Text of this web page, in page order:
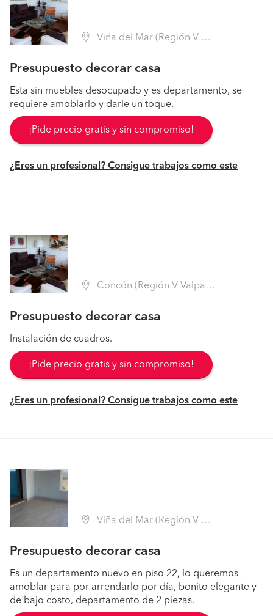
Viña del Mar (Región V Valparaíso - Valparaíso)
Presupuesto decorar casa
Esta sin muebles desocupado y es departamento, se
requiere amoblarlo y darle un toque.
¡Pide precio gratis y sin compromiso!
¿Eres un profesional? Consigue trabajos como este
Concón (Región V Valparaíso - Valparaíso)
Presupuesto decorar casa
Instalación de cuadros.
¡Pide precio gratis y sin compromiso!
¿Eres un profesional? Consigue trabajos como este
Viña del Mar (Región V Valparaíso - Valparaíso)
Presupuesto decorar casa
Es un departamento nuevo en piso 22, lo queremos
amoblar para por arrendarlo por día, bonito elegante y
de bajo costo, departamento de 2 piezas.